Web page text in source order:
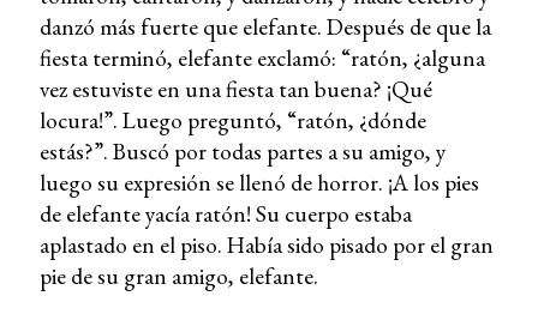
danzó más fuerte que elefante. Después de que la
fiesta terminó, elefante exclamó: “ratón, ¿alguna
vez estuviste en una fiesta tan buena? ¡Qué
locura!”. Luego preguntó, “ratón, ¿dónde
estás?”. Buscó por todas partes a su amigo, y
luego su expresión se llenó de horror. ¡A los pies
de elefante yacía ratón! Su cuerpo estaba
aplastado en el piso. Había sido pisado por el gran
pie de su gran amigo, elefante.